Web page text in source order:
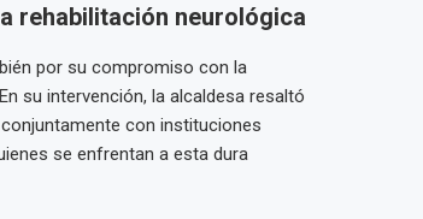
rehabilitación neurológica
por su compromiso con la
su intervención, la alcaldesa resaltó
con instituciones
se enfrentan a esta dura